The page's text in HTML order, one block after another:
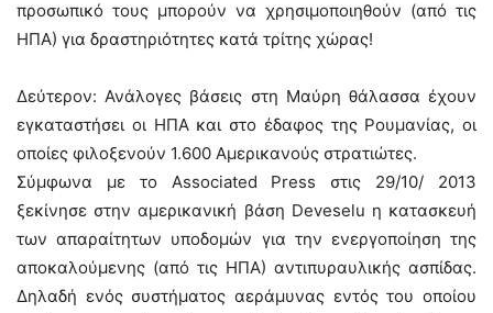
προσωπικό τους μπορούν να χρησιμοποιηθούν (από τις
ΗΠΑ) για δραστηριότητες κατά τρίτης χώρας!
Δεύτερον: Ανάλογες βάσεις στη Μαύρη θάλασσα έχουν
εγκαταστήσει οι ΗΠΑ και στο έδαφος της Ρουμανίας, οι
οποίες φιλοξενούν 1.600 Αμερικανούς στρατιώτες.
Σύμφωνα με το Associated Press στις 29/10/ 2013
ξεκίνησε στην αμερικανική βάση Deveselu η κατασκευή
των απαραίτητων υποδομών για την ενεργοποίηση της
αποκαλούμενης (από τις ΗΠΑ) αντιπυραυλικής ασπίδας.
Δηλαδή ενός συστήματος αεράμυνας εντός του οποίου